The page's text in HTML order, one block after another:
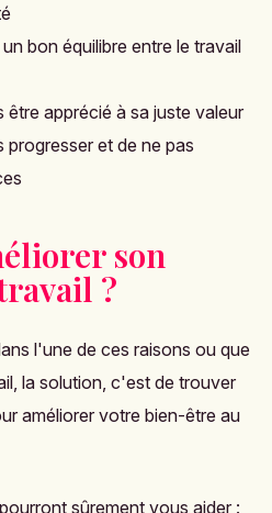
bon équilibre entre le travail
être apprécié à sa juste valeur
progresser et de ne pas
son
?
l'une de ces raisons ou que
la solution, c'est de trouver
améliorer votre bien-être au
sûrement vous aider :